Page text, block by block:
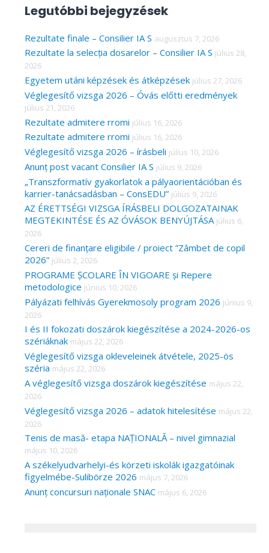
c
h
f
r
:
Legutóbbi bejegyzések
Rezultate finale – Consilier IA S augusztus 7, 2026
Rezultate la selecția dosarelor – Consilier IA S július 28,
2026
Egyetem utáni képzések és átképzések július 27, 2026
Véglegesítő vizsga 2026 – Óvás előtti eredmények
július 21, 2026
Rezultate admitere rromi július 16, 2026
Rezultate admitere rromi július 16, 2026
Véglegesítő vizsga 2026 – írásbeli július 10, 2026
Anunț post vacant Consilier IA S július 9, 2026
„Transzformatív gyakorlatok a pályaorientációban és
karrier-tanácsadásban – ConsEDU” július 9, 2026
AZ ÉRETTSÉGI VIZSGA ÍRÁSBELI DOLGOZATAINAK
MEGTEKINTÉSE ÉS AZ ÓVÁSOK BENYÚJTÁSA július 6,
2026
Cereri de finanțare eligibile / proiect ”Zâmbet de copil
2026” július 2, 2026
PROGRAME ȘCOLARE ÎN VIGOARE și Repere
metodologice június 10, 2026
Pályázati felhívás Gyerekmosoly program 2026 június 9,
2026
I és II fokozati doszárok kiegészítése a 2024-2026-os
szériáknak május 22, 2026
Véglegesítő vizsga okleveleinek átvétele, 2025-ös
széria május 22, 2026
A véglegesítő vizsga doszárok kiegészítése május 22,
2026
Véglegesítő vizsga 2026 – adatok hitelesítése május 22,
2026
Tenis de masă- etapa NAȚIONALĂ – nivel gimnazial
május 10, 2026
A székelyudvarhelyi-és körzeti iskolák igazgatóinak
figyelmébe-Sulibörze 2026 május 7, 2026
Anunț concursuri naționale SNAC május 6, 2026